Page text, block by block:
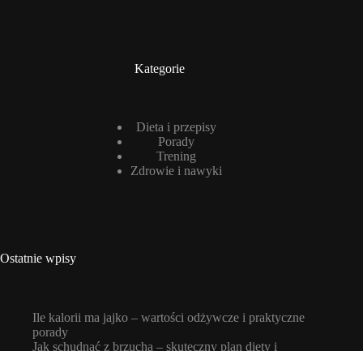
Kategorie
Dieta i przepisy
Porady
Trening
Zdrowie i nawyki
Ostatnie wpisy
Ile kalorii ma jajko – wartości odżywcze i praktyczne
porady
Jak schudnąć z brzucha – skuteczny plan diety i